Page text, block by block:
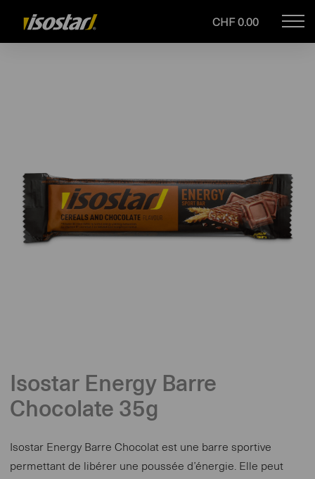
Drupal
CHF 0.00
Isostar Energy Barre
Chocolate 35g
Isostar Energy Barre Chocolat est une barre sportive
permettant de libérer une poussée d’énergie. Elle peut